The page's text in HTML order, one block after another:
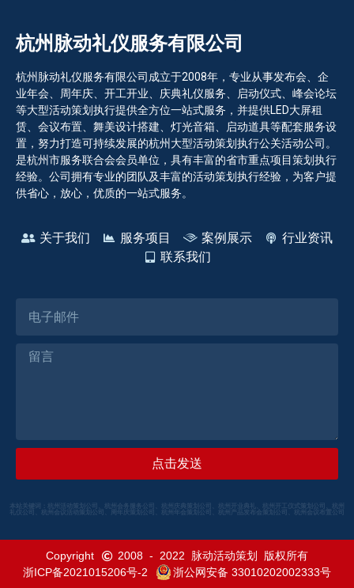
杭州脉动礼仪服务有限公司
杭州脉动礼仪服务有限公司成立于2008年，专业从事发布会、企
业年会、周年庆、开工开业、庆典礼仪服务、启动仪式、峰会论坛
等大型活动策划执行提供全方位一站式服务，并提供LED大屏租
赁、会议布置、舞美设计搭建、灯光音箱、启动道具等配套服务设
置，努力打造可持续发展的杭州大型活动策划执行公关活动公司。
是杭州市服务联合会会员单位，具有丰富的省市重点项目策划执行
经验。公司拥有专业的团队及丰富的活动策划执行经验，为客户提
供省心，放心，优质的一站式服务。
关于我们 服务项目 案例展示
行业资讯
联系我们
点击发送
本站关键词：杭州活动策划公司、杭州会务服务公司、杭州庆典策划公司、杭州开业典礼、杭州开工仪式策划公司、杭州
礼仪公司、杭州会议活动策划公司、周年庆策划公司、杭州年会策划公司、杭州产品发布会策划公司、杭州会议布置公司
Copyright 2008 - 2022 脉动活动策划
版权所有
浙ICP备2021015206号-2
浙公网安备 33010202002333号